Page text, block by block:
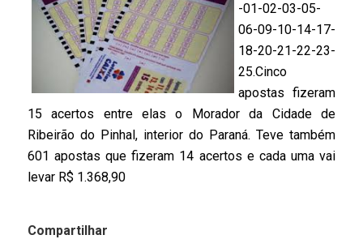
-01-02-03-05-
06-09-10-14-17-
18-20-21-22-23-
25.Cinco
apostas fizeram
15 acertos entre elas o Morador da Cidade de
Ribeirão do Pinhal, interior do Paraná. Teve também
601 apostas que fizeram 14 acertos e cada uma vai
levar R$ 1.368,90
Compartilhar